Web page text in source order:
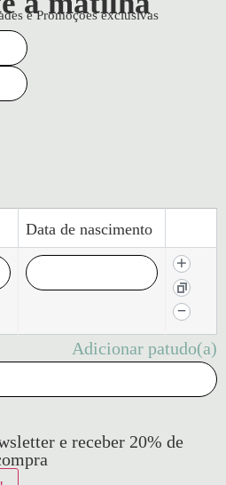
e Promoções exclusivas
Data de nascimento
Adicionar patudo(a)
e receber 20% de